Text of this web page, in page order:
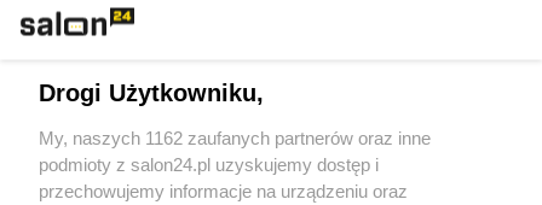
Sport
Społeczeństwo
Drogi Użytkowniku,
My, naszych 1162 zaufanych partnerów oraz inne
podmioty z salon24.pl uzyskujemy dostęp i
przechowujemy informacje na urządzeniu oraz